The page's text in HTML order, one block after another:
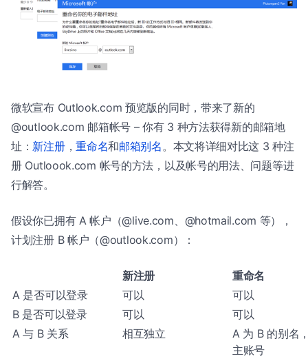
微软宣布 Outlook.com 预览版的同时，带来了新的
@outlook.com 邮箱帐号 – 你有 3 种方法获得新的邮箱地
址： 新注册，重命名和邮箱别名 。本文将详细对比这 3 种注
册 Outloook.com 帐号的方法，以及帐号的用法、问题等进
行解答。
假设你已拥有 A 帐户（@live.com、@hotmail.com 等），
计划注册 B 帐户（@outlook.com）：
新注册
重命名
A 是否可以登录
可以
可以
B 是否可以登录
可以
可以
A 与 B 关系
相互独立
A 为 B 的别名
主账号